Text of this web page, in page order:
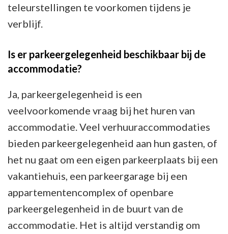
teleurstellingen te voorkomen tijdens je
verblijf.
Is er parkeergelegenheid beschikbaar bij de
accommodatie?
Ja, parkeergelegenheid is een
veelvoorkomende vraag bij het huren van
accommodatie. Veel verhuuraccommodaties
bieden parkeergelegenheid aan hun gasten, of
het nu gaat om een eigen parkeerplaats bij een
vakantiehuis, een parkeergarage bij een
appartementencomplex of openbare
parkeergelegenheid in de buurt van de
accommodatie. Het is altijd verstandig om